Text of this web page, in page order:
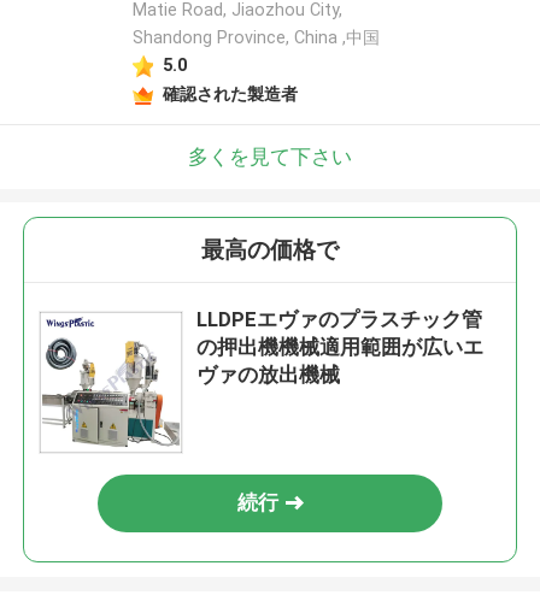
Matie Road, Jiaozhou City,
Shandong Province, China ,中国
5.0
確認された製造者
多くを見て下さい
最高の価格で
LLDPEエヴァのプラスチック管
の押出機機械適用範囲が広いエ
ヴァの放出機械
続行